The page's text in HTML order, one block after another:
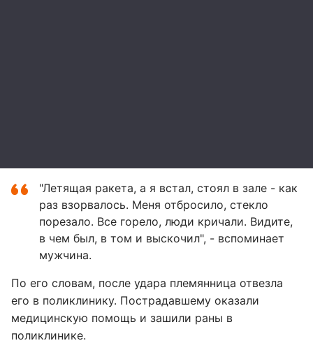
"Летящая ракета, а я встал, стоял в зале - как
раз взорвалось. Меня отбросило, стекло
порезало. Все горело, люди кричали. Видите,
в чем был, в том и выскочил", - вспоминает
мужчина.
По его словам, после удара племянница отвезла
его в поликлинику. Пострадавшему оказали
медицинскую помощь и зашили раны в
поликлинике.